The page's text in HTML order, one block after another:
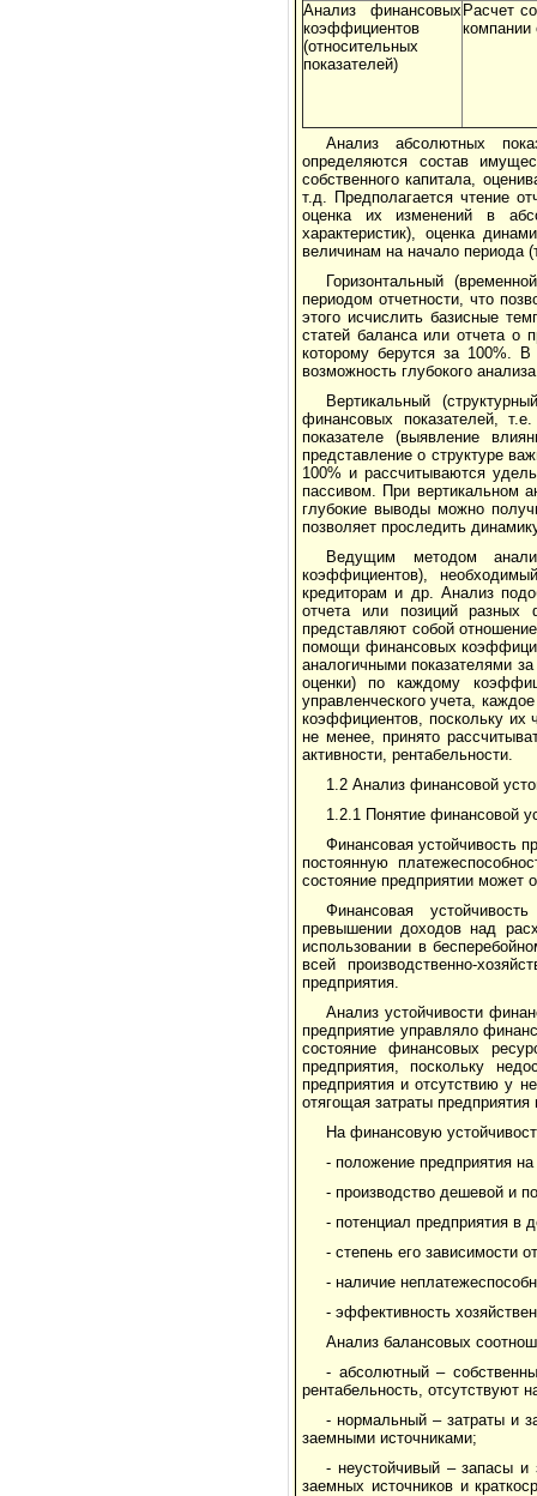
Анализ финансовых
коэффициентов
(относительных
показателей)
Расчет
компании
Анализ абсолютных
определяются состав
собственного капитала,
т.д. Предполагается чтение
оценка их изменений в
характеристик), оценка
величинам на начало периода
Горизонтальный
периодом отчетности, что
этого исчислить базисные
статей баланса или отчета о
которому берутся за 100%.
возможность глубокого
Вертикальный
финансовых показателей,
показателе (выявление
представление о структуре
100% и рассчитываются
пассивом. При вертикальном
глубокие выводы можно
позволяет проследить
Ведущим методом
коэффициентов),
кредиторам и др. Анализ
отчета или позиций разных
представляют собой
помощи финансовых
аналогичными показателями
оценки) по каждому
управленческого учета,
коэффициентов, поскольку их
не менее, принято
активности, рентабельности.
1.2 Анализ финансовой
1.2.1 Понятие финансовой
Финансовая устойчивость
постоянную
состояние предприятии может
Финансовая
превышении доходов над
использовании в
всей производственно-
предприятия.
Анализ устойчивости
предприятие управляло
состояние финансовых
предприятия, поскольку
предприятия и отсутствию у
отягощая затраты
На финансовую
- положение предприятия
- производство дешевой и
- потенциал предприятия в
- степень его зависимости
- наличие
- эффективность
Анализ балансовых
- абсолютный –
рентабельность, отсутствуют
- нормальный – затраты и
заемными источниками;
- неустойчивый – запасы и
заемных источников и